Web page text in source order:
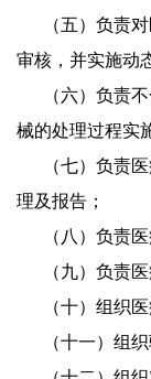
（五）负责
审核，并实施动
（六）负责
械的处理过程实
（七）负责
理及报告；
（八）负责
（九）负责
（十）组织
（十一）组